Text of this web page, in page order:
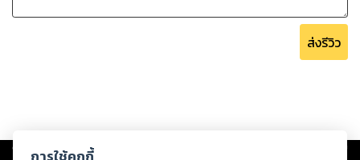
ส่งรีวิว
Copyright © 2026